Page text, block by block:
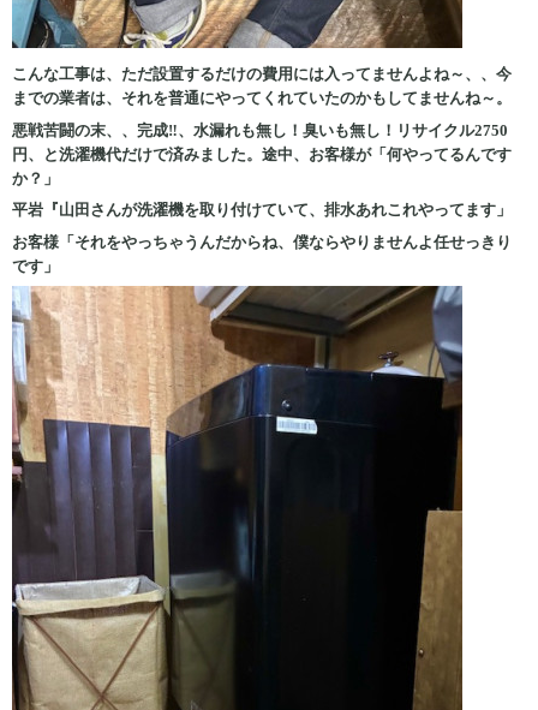
こんな工事は、ただ設置するだけの費用には入ってませんよね～、、今
までの業者は、それを普通にやってくれていたのかもしてませんね～。
悪戦苦闘の末、、完成‼、水漏れも無し！臭いも無し！リサイクル2750
円、と洗濯機代だけで済みました。途中、お客様が「何やってるんです
か？」
平岩『山田さんが洗濯機を取り付けていて、排水あれこれやってます」
お客様「それをやっちゃうんだからね、僕ならやりませんよ任せっきり
です」